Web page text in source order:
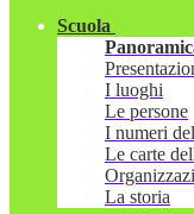
Scuola
I luoghi
Le persone
I numeri
Le carte
La storia